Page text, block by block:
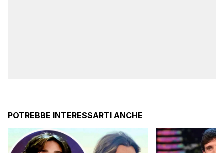
POTREBBE INTERESSARTI ANCHE